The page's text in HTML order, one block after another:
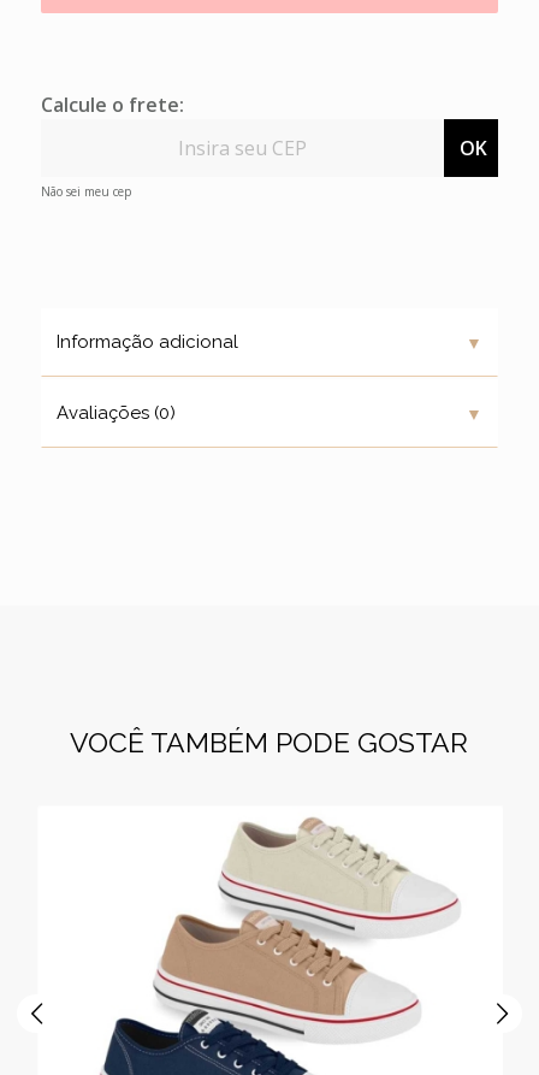
Calcule o frete:
OK
Não sei meu cep
Informação adicional ▼
Avaliações (0) ▼
VOCÊ TAMBÉM PODE GOSTAR